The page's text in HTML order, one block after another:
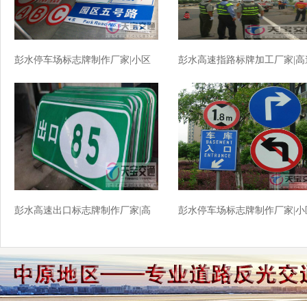
彭水停车场标志牌制作厂家|小区
彭水高速指路标牌加工厂家|高
彭水高速出口标志牌制作厂家|高
彭水停车场标志牌制作厂家|小